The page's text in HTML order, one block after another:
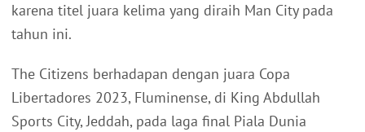
karena titel juara kelima yang diraih Man City pada
tahun ini.
The Citizens berhadapan dengan juara Copa
Libertadores 2023, Fluminense, di King Abdullah
Sports City, Jeddah, pada laga final Piala Dunia